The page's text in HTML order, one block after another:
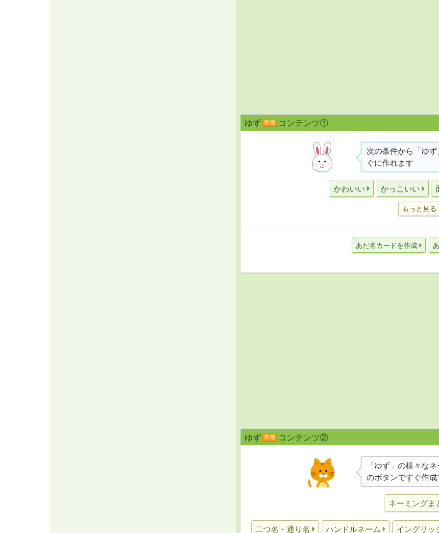
ゆず 専用 コンテンツ①
次の条件から「ゆ
ぐに作れます
かわいい かっこいい
もっと見る
あだ名カードを作成
ゆず 専用 コンテンツ②
「ゆず」の様々な
のボタンですぐ作成
ネーミングま
二つ名・通り名 ハンドルネーム イングリッ